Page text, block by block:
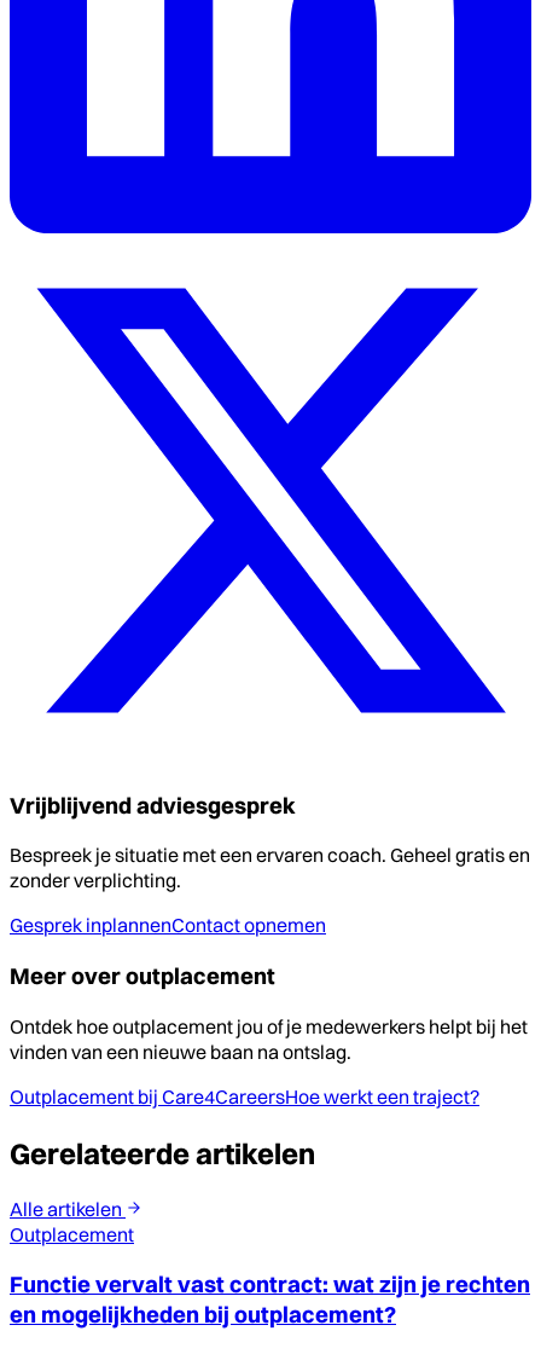
Vrijblijvend adviesgesprek
Bespreek je situatie met een ervaren coach. Geheel gratis en
zonder verplichting.
Gesprek inplannenContact opnemen
Meer over outplacement
Ontdek hoe outplacement jou of je medewerkers helpt bij het
vinden van een nieuwe baan na ontslag.
Outplacement bij Care4CareersHoe werkt een traject?
Gerelateerde artikelen
Alle artikelen
Outplacement
Functie vervalt vast contract: wat zijn je rechten
en mogelijkheden bij outplacement?